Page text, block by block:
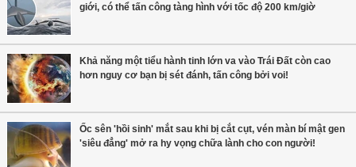
giới, có thể tấn công tàng hình với tốc độ 200 km/giờ
Khả năng một tiểu hành tinh lớn va vào Trái Đất còn cao
hơn nguy cơ bạn bị sét đánh, tấn công bởi voi!
Ốc sên 'hồi sinh' mắt sau khi bị cắt cụt, vén màn bí mật gen
'siêu đẳng' mở ra hy vọng chữa lành cho con người!